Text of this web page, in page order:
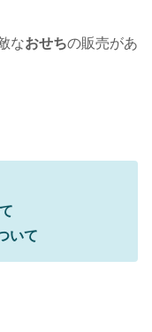
なおせちの販売があ
いて